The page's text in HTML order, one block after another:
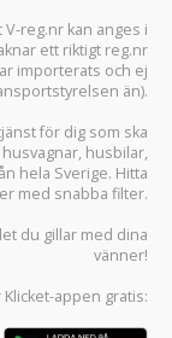
V-reg.nr kan anges i
ett riktigt reg.nr
importerats och ej
än).
för dig som ska
husvagnar, husbilar,
hela Sverige. Hitta
med snabba filter.
du gillar med dina
vänner!
Klicket-appen gratis: